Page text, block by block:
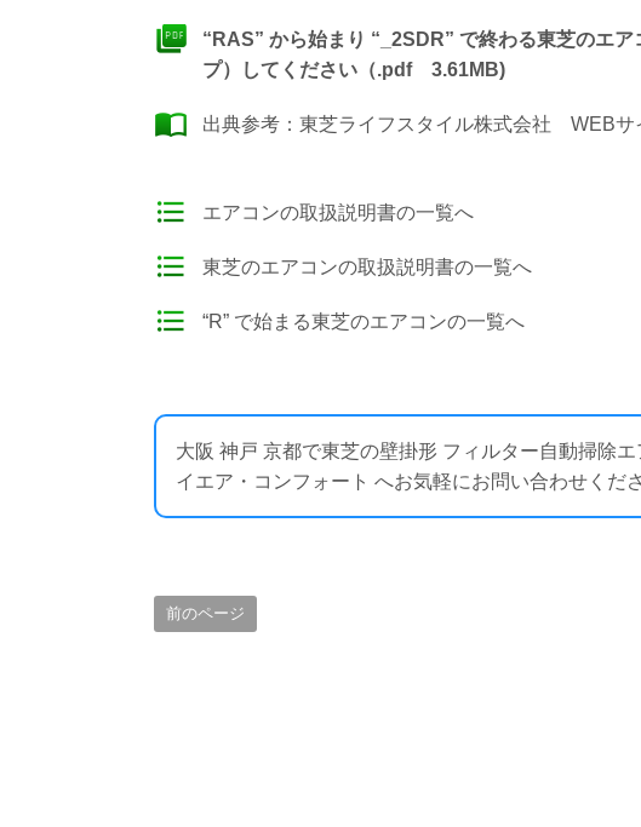
“RAS” から始まり “_2SDR” で終わる東芝のエ
プ）してください（.pdf 3.61MB)
出典参考： 東芝ライフスタイル株式会社 WEBサ
エアコンの取扱説明書の一覧へ
東芝のエアコンの取扱説明書の一覧へ
“R” で始まる東芝のエアコンの一覧へ
大阪 神戸 京都で東芝の壁掛形 フィルター自動掃除
イエア・コンフォート へお気軽にお問い合わせくだ
前のページ